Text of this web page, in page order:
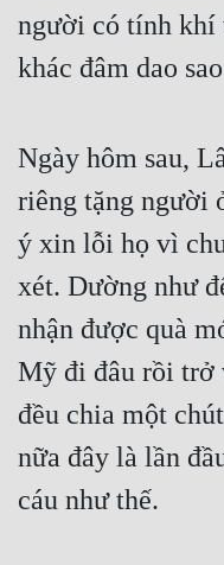
người có tính khí
khác đâm dao
Ngày hôm sau,
riêng tặng người
ý xin lỗi họ vì
xét. Dường như
nhận được quà
Mỹ đi đâu rồi trở
đều chia một
nữa đây là lần
cáu như thế.